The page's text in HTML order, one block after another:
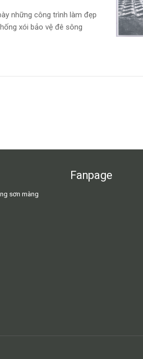
những công trình làm đẹp
xói bảo vệ đê sông
sơn màng
Fanpage